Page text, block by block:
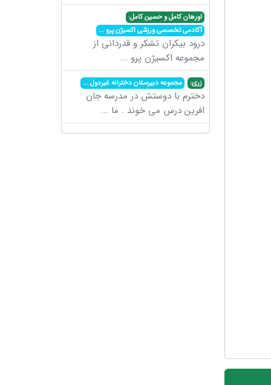
اورهان کامل و حسین کامل:
آکادمی تخصصی ورزشی اکسیژن پرو...
درود بیکران تشکر و قدردانی از
مجموعه اکسیژن پرو ...
زری: مجموعه دبیرستان دخترانه غیردول...
دخترم با دوستش در مدرسه جان
افرین درس می خوند . ما ...